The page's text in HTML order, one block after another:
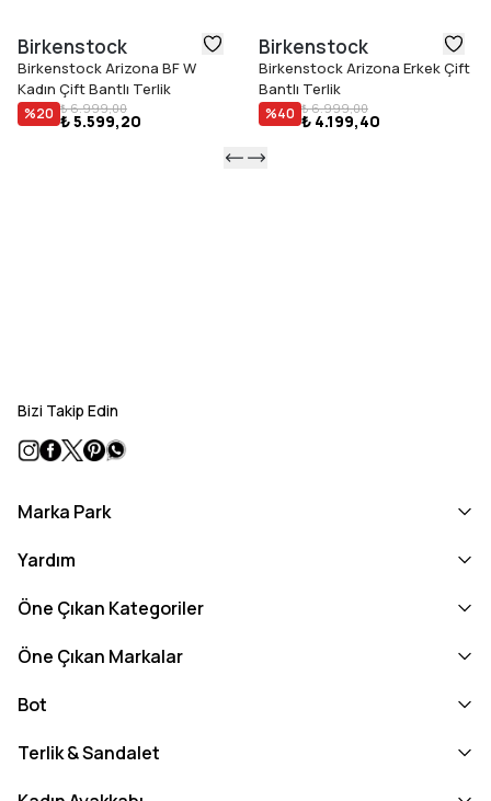
Birkenstock
Birkenstock Arizona BF W
Kadın Çift Bantlı Terlik
%20 ₺ 6.999,00
₺ 5.599,20
Birkenstock
Birkenstock Arizona Erkek Çift
Bantlı Terlik
%40 ₺ 6.999,00
₺ 4.199,40
Bizi Takip Edin
Marka Park
Yardım
Öne Çıkan Kategoriler
Öne Çıkan Markalar
Bot
Terlik & Sandalet